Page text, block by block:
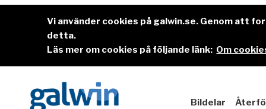
Vi använder cookies på galwin.se. Genom att
detta.
Läs mer om cookies på följande länk: Om
Bildelar